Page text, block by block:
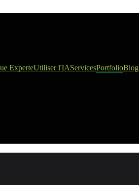
ExperteUtiliser l'IAServicesPortfolioBlog